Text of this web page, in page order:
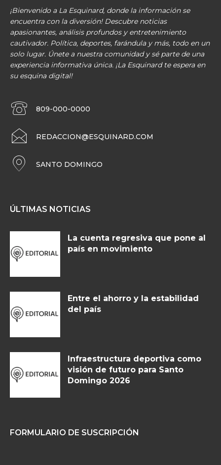
¡Bienvenido a La Esquinard, donde la información se
encuentra con la diversión! Descubre noticias
apasionantes, análisis profundos y entretenimiento
cautivador. Política, deportes, farándula y más, todo en un
solo lugar. Únete a nuestra comunidad y sé parte de una
experiencia informativa única. ¡La Esquinard te espera en
su esquina digital!
809-000-0000
REDACCION@ESQUINARD.COM
SANTO DOMINGO
ÚLTIMAS NOTICIAS
La cuenta regresiva que pone al
país en movimiento
Entre el ahorro y la estabilidad
del país
Infraestructura deportiva como
visión de futuro para Santo
Domingo 2026
FORMULARIO DE SUSCRIPCIÓN